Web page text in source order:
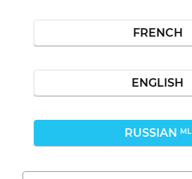
FRENCH
ENGLISH
RUSSIAN ML